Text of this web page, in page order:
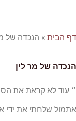
דף הבית » הנכדה של
הנכדה של מר לין
״ עוד לא קראת את
אתמול שלחתי את ידי